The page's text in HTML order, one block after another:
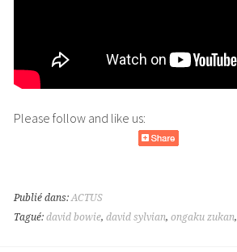
Please follow and like us:
Publié dans:ACTUS
Tagué: david bowie, david sylvian, ongaku zukan,